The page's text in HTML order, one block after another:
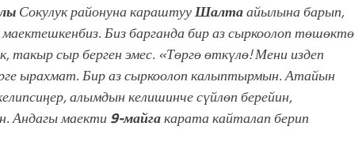
Сокулук районуна караштууШалтаайылына барып,
Биз барганда бир аз сыркоолоп төшөктө
такыр сыр берген эмес. «Төргө өткүлө! Мени издеп
ырахмат. Бир аз сыркоолоп калыптырмын. Атайын
алымдын келишинче сүйлөп берейин,
Андагы маекти9-майгакарата кайталап берип